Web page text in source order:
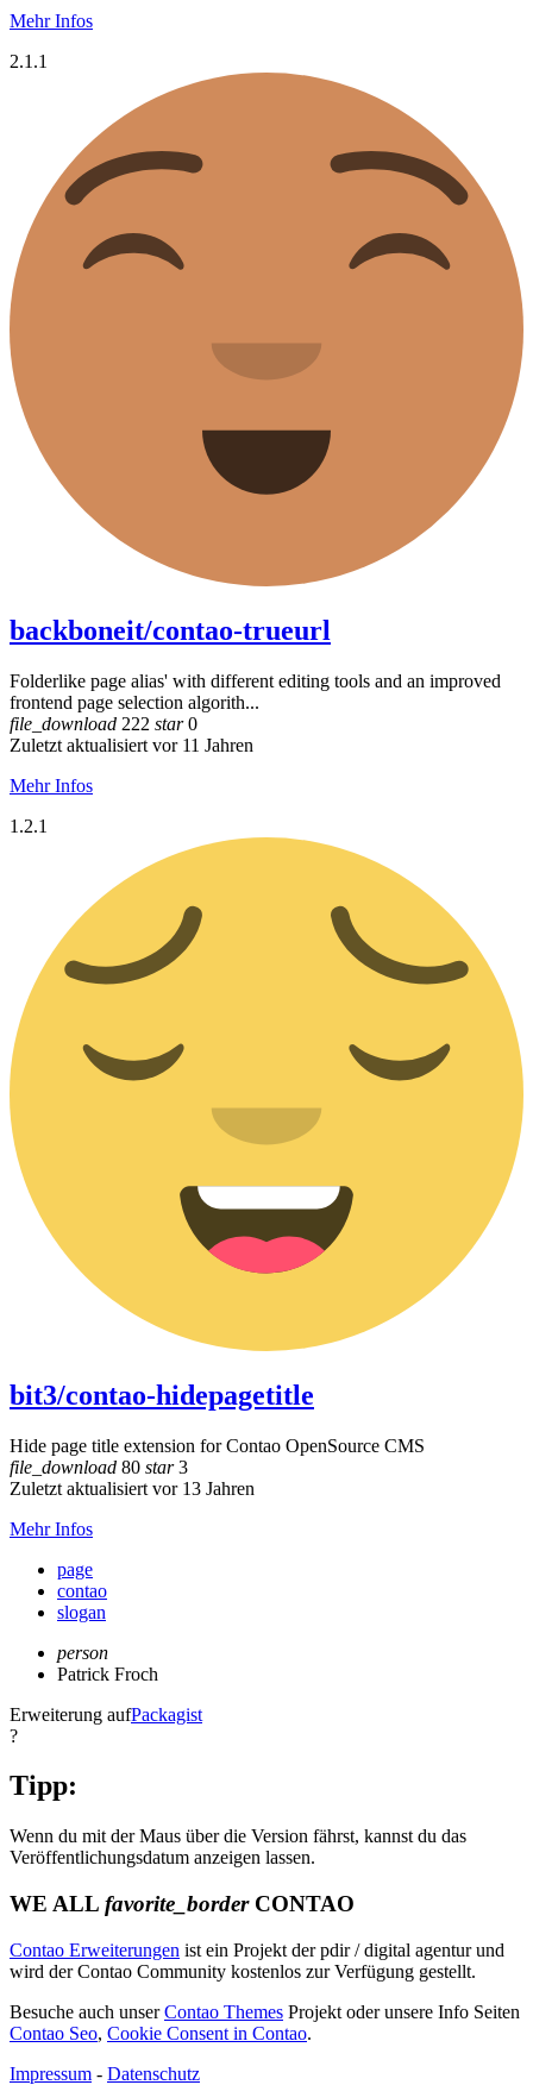
Mehr Infos
2.1.1
backboneit/contao-trueurl
Folderlike page alias' with different editing tools and an improved
frontend page selection algorith...
file_download 222 star0
Zuletzt aktualisiert vor 11 Jahren
Mehr Infos
1.2.1
bit3/contao-hidepagetitle
Hide page title extension for Contao OpenSource CMS
file_download 80 star3
Zuletzt aktualisiert vor 13 Jahren
Mehr Infos
page
contao
slogan
person
Patrick Froch
Erweiterung aufPackagist
?
Tipp:
Wenn du mit der Maus über die Version fährst, kannst du das
Veröffentlichungsdatum anzeigen lassen.
WE ALL favorite_borderCONTAO
Contao Erweiterungen ist ein Projekt der pdir / digital agentur und
wird der Contao Community kostenlos zur Verfügung gestellt.
Besuche auch unserContao Themes Projekt oder unsere Info Seiten
Contao Seo, Cookie Consent in Contao.
Impressum - Datenschutz